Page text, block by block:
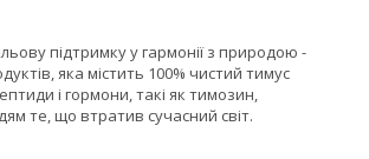
підтримку у гармонії з природою -
яка містить 100% чистий тимус
і гормони, такі як тимозин,
те, що втратив сучасний світ.